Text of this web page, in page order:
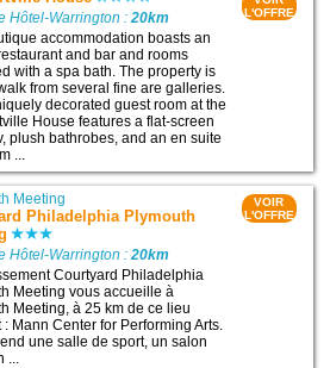
Hôtel-Warrington :20km
accommodation boasts an
and bar and rooms
with a spa bath. The property is
from several fine are galleries.
decorated guest room at the
House features a flat-screen
plush bathrobes, and an en suite
...
L'OFFRE
Meeting
Philadelphia Plymouth
Hôtel-Warrington :20km
Courtyard Philadelphia
Meeting vous accueille à
Meeting, à 25 km de ce lieu
: Mann Center for Performing Arts.
une salle de sport, un salon
VOIR
L'OFFRE